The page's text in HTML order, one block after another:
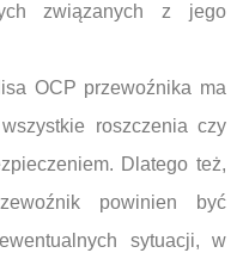
związanych z jego
OCP przewoźnika ma
roszczenia czy
Dlatego też,
powinien być
sytuacji, w